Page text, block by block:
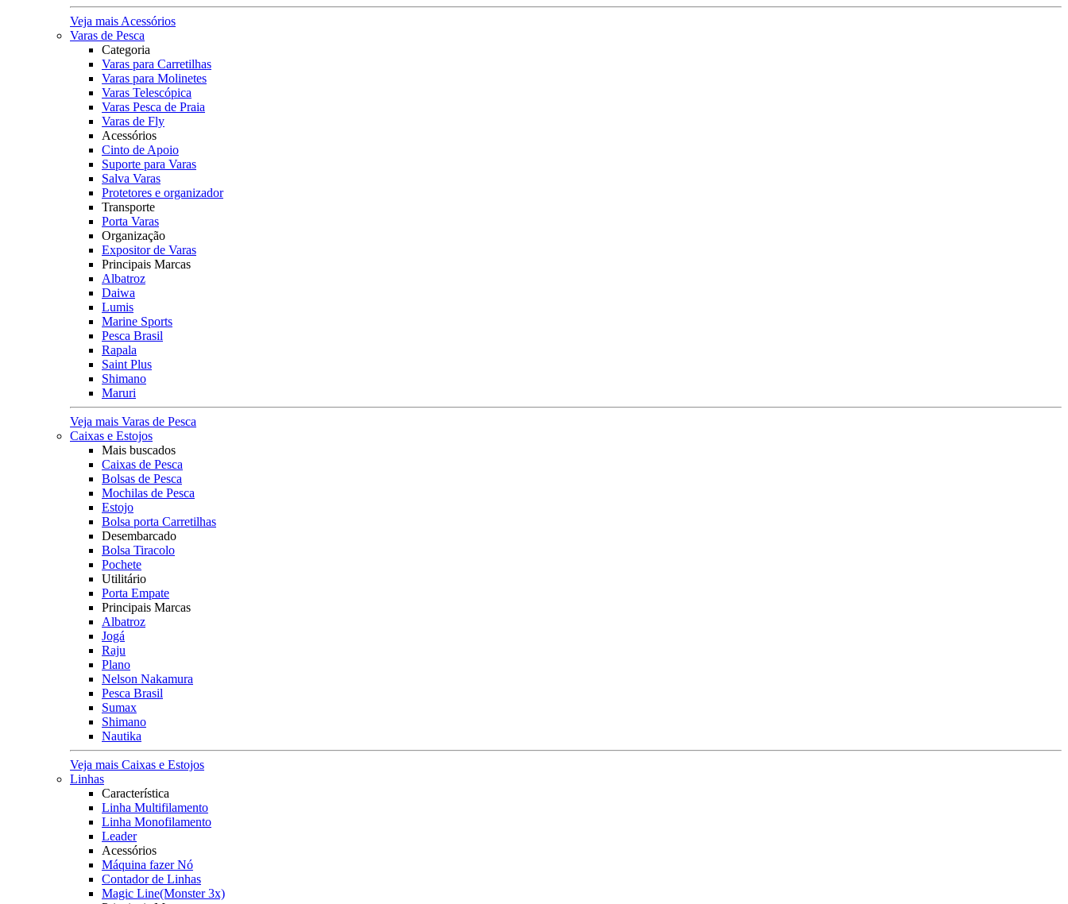
Veja mais Acessórios
Varas de Pesca
Categoria
Varas para Carretilhas
Varas para Molinetes
Varas Telescópica
Varas Pesca de Praia
Varas de Fly
Acessórios
Cinto de Apoio
Suporte para Varas
Salva Varas
Protetores e organizador
Transporte
Porta Varas
Organização
Expositor de Varas
Principais Marcas
Albatroz
Daiwa
Lumis
Marine Sports
Pesca Brasil
Rapala
Saint Plus
Shimano
Maruri
Veja mais Varas de Pesca
Caixas e Estojos
Mais buscados
Caixas de Pesca
Bolsas de Pesca
Mochilas de Pesca
Estojo
Bolsa porta Carretilhas
Desembarcado
Bolsa Tiracolo
Pochete
Utilitário
Porta Empate
Principais Marcas
Albatroz
Jogá
Raju
Plano
Nelson Nakamura
Pesca Brasil
Sumax
Shimano
Nautika
Veja mais Caixas e Estojos
Linhas
Característica
Linha Multifilamento
Linha Monofilamento
Leader
Acessórios
Máquina fazer Nó
Contador de Linhas
Magic Line(Monster 3x)